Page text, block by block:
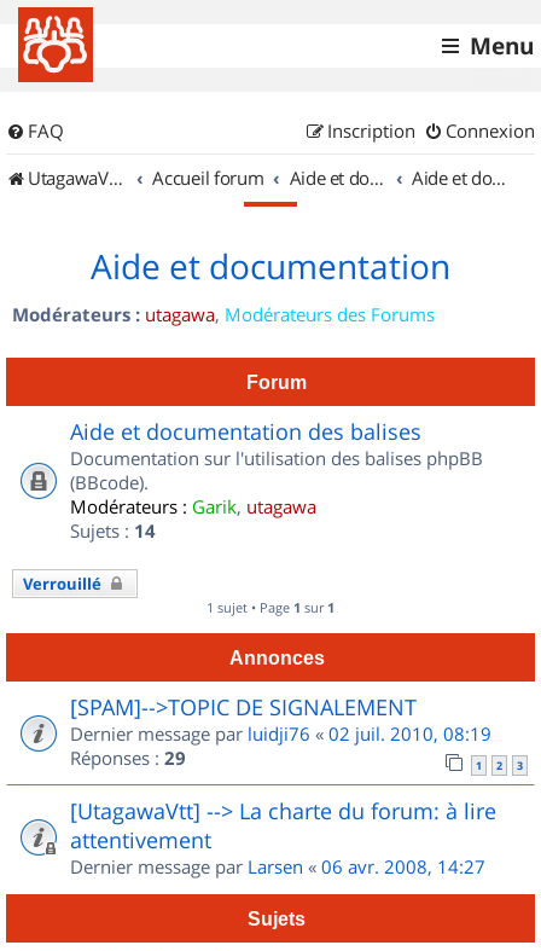
Menu
FAQ Connexion
Inscription
UtagawaVTT (Randos VTT et VTTAE avec traces GPS)
Accueil forum Aide et documentation Aide et documentation
Aide et documentation
Modérateurs : utagawa, Modérateurs des Forums
Forum
Aide et documentation des balises
Documentation sur l'utilisation des balises phpBB
(BBcode).
Modérateurs : Garik, utagawa
Sujets : 14
Verrouillé
1 sujet • Page 1 sur 1
Annonces
[SPAM]-->TOPIC DE SIGNALEMENT
Dernier message par luidji76 « 02 juil. 2010, 08:19
Réponses : 29 1 2 3
[UtagawaVtt] --> La charte du forum: à lire
attentivement
Dernier message par Larsen « 06 avr. 2008, 14:27
Sujets